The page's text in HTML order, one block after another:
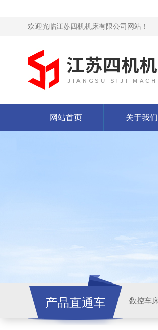
欢迎光临江苏四机机床有限公司网站！
网站首页 关于我们
产品直通车